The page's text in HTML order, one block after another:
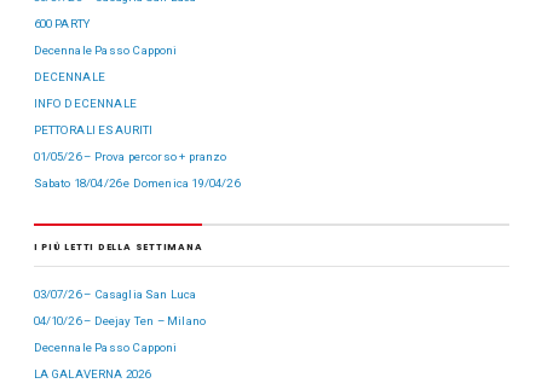
600 PARTY
Decennale Passo Capponi
DECENNALE
INFO DECENNALE
PETTORALI ESAURITI
01/05/26 – Prova percorso + pranzo
Sabato 18/04/26 e Domenica 19/04/26
I PIÙ LETTI DELLA SETTIMANA
03/07/26 – Casaglia San Luca
04/10/26 – Deejay Ten – Milano
Decennale Passo Capponi
LA GALAVERNA 2026